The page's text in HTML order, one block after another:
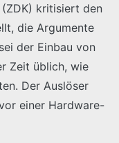
kritisiert den
die Argumente
der Einbau von
Zeit üblich, wie
Der Auslöser
einer Hardware-